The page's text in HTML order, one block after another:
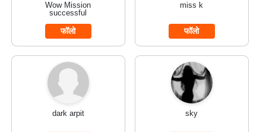
Wow Mission
successful
फॉलो
miss k
फॉलो
dark arpit sky